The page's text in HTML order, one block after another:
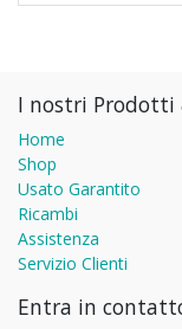
I nostri Prodotti
Home
Shop
Usato Garantito
Ricambi
Assistenza
Servizio Clienti
Entra in